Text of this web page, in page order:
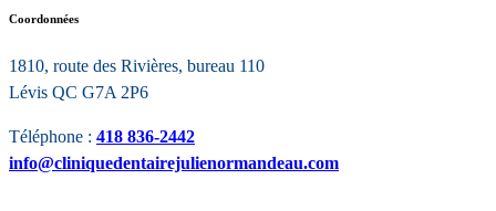
Coordonnées
1810, route des Rivières, bureau 110
Lévis QC G7A 2P6
Téléphone : 418 836-2442
info@cliniquedentairejulienormandeau.com